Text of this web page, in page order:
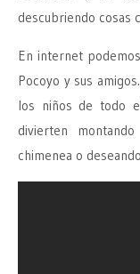
descubriendo cosas
En internet
Pocoyo y sus
los niños de todo
divierten
chimenea o